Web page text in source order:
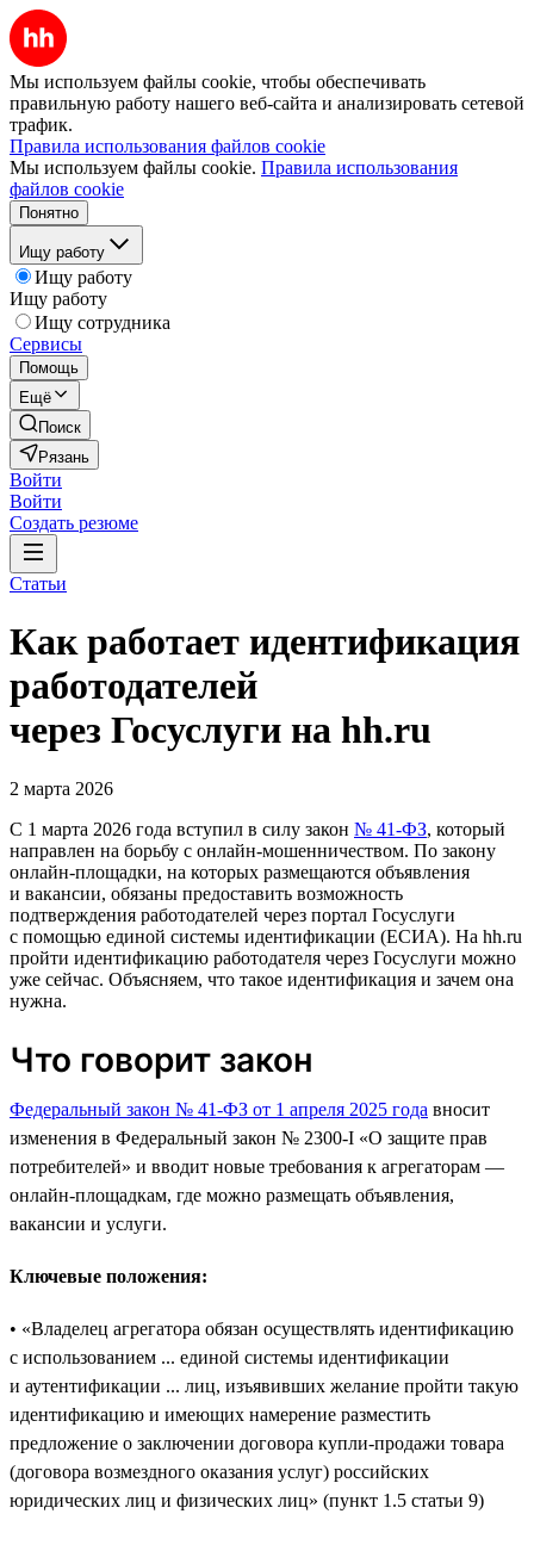
Мы используем файлы cookie, чтобы обеспечивать
правильную работу нашего веб-сайта и анализировать сетевой
трафик.
Правила использования файлов cookie
Мы используем файлы cookie. Правила использования
файлов cookie
Понятно
Ищу работу
Ищу работу
Ищу работу
Ищу сотрудника
Сервисы
Помощь
Ещё
Поиск
Рязань
Войти
Войти
Создать резюме
Статьи
Как работает идентификация
работодателей
через Госуслуги на hh.ru
2 марта 2026
С 1 марта 2026 года вступил в силу закон № 41-ФЗ, который
направлен на борьбу с онлайн-мошенничеством. По закону
онлайн-площадки, на которых размещаются объявления
и вакансии, обязаны предоставить возможность
подтверждения работодателей через портал Госуслуги
с помощью единой системы идентификации (ЕСИА). На hh.ru
пройти идентификацию работодателя через Госуслуги можно
уже сейчас. Объясняем, что такое идентификация и зачем она
нужна.
Что говорит закон
Федеральный закон № 41-ФЗ от 1 апреля 2025 года вносит
изменения в Федеральный закон № 2300-I «О защите прав
потребителей» и вводит новые требования к агрегаторам —
онлайн-площадкам, где можно размещать объявления,
вакансии и услуги.
Ключевые положения:
• «Владелец агрегатора обязан осуществлять идентификацию
с использованием ... единой системы идентификации
и аутентификации ... лиц, изъявивших желание пройти такую
идентификацию и имеющих намерение разместить
предложение о заключении договора купли‑продажи товара
(договора возмездного оказания услуг) российских
юридических лиц и физических лиц» (пункт 1.5 статьи 9)